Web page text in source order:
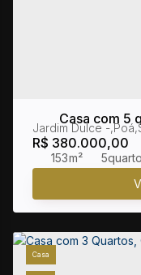
Casa com 5
R$ 380.000,00
Jardim Dulce ,Poá,
5
153m²
Casa